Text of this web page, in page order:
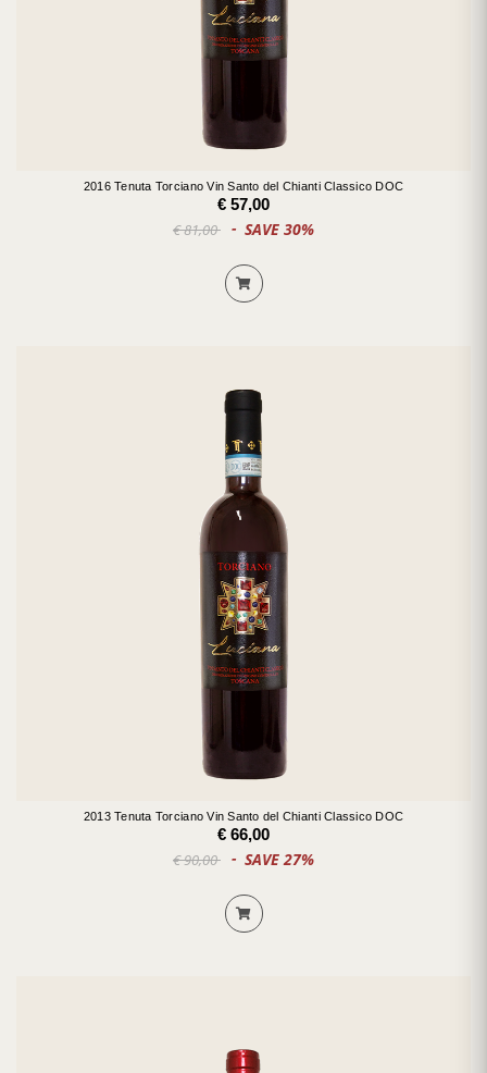
2016 Tenuta Torciano Vin Santo del Chianti Classico DOC
€ 57,00
€ 81,00 SAVE 30%
2013 Tenuta Torciano Vin Santo del Chianti Classico DOC
€ 66,00
€ 90,00 SAVE 27%